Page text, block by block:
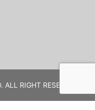
RIGHT RESERVED.